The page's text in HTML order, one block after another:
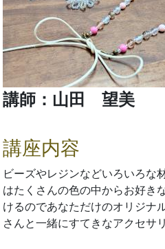
講師：山田 望美
講座内容
ビーズやレジンなどいろいろな
はたくさんの色の中からお好き
けるのであなただけのオリジナ
さんと一緒にすてきなアクセサ